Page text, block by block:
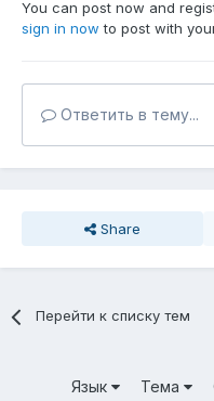
You can post now and
sign in now to post with
Ответить в тему...
Share
Перейти к списку тем
Язык Тема